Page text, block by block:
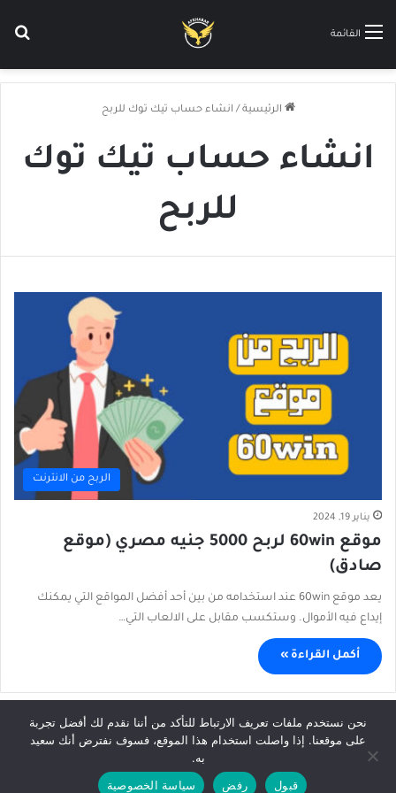
القائمة
الرئيسية / انشاء حساب تيك توك للربح
انشاء حساب تيك توك
للربح
الربح من الانترنت
يناير 19, 2024
موقع 60win لربح 5000 جنيه مصري (موقع
صادق)
يعد موقع 60win عند استخدامه من بين أحد أفضل المواقع التي يمكنك
إيداع فيه الأموال. وستكسب مقابل على الالعاب التي…
أكمل القراءة »
© حقوق النشر 2026، جميع الحقوق محفوظة | Afkhabar.com
الرئيسية سياسة الخصوصية إتفاقية الإستخدام
نحن نستخدم ملفات تعريف الارتباط للتأكد من أننا نقدم لك أفضل تجربة
على موقعنا. إذا واصلت استخدام هذا الموقع، فسوف نفترض أنك سعيد
به.
قبول
رفض سياسة الخصوصية